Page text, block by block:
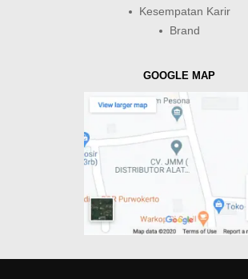
Kesempatan Karir
Brand
GOOGLE MAP